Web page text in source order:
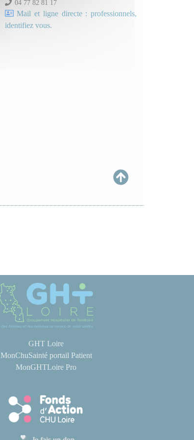
04 77 82 81 17
Mail et ligne directe : professionnels,
identifiez vous.
GHT Loire
MonChuSainté portail Patient
MonGHTLoire Pro